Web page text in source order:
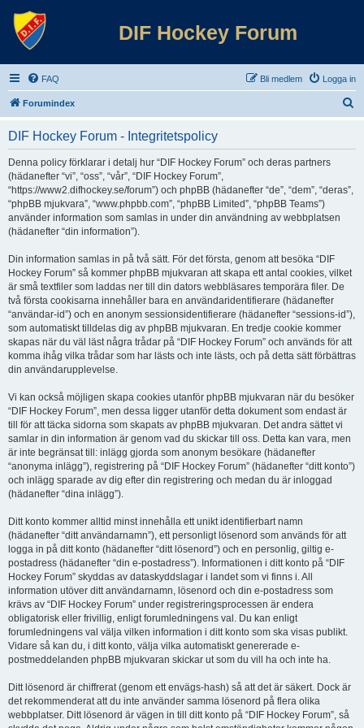
DIF Hockey Forum
FAQ Logga in
Bli medlem
Forumindex
DIF Hockey Forum - Integritetspolicy
Denna policy förklarar i detalj hur “DIF Hockey Forum” och deras partners
(hädanefter “vi”, “oss”, “vår”, “DIF Hockey Forum”,
“https://www2.difhockey.se/forum”) och phpBB (hädanefter “de”, “dem”, “deras”,
“phpBB mjukvara”, “www.phpbb.com”, “phpBB Limited”, “phpBB Teams”)
använder information som samlas in under din användning av webbplatsen
(hädanefter “din information”).
Din information samlas in på två sätt. För det första, genom att besöka “DIF
Hockey Forum” så kommer phpBB mjukvaran att skapa ett antal cookies, vilket
är små textfiler som laddas ner till din dators webbläsares temporära filer. De
två första cookisarna innehåller bara en användaridentifierare (hädanefter
“användar-id”) och en anonym sessionsidentifierare (hädanefter “sessions-id”),
som automatiskt tilldelas dig av phpBB mjukvaran. En tredje cookie kommer
skapas när du väl läst några trådar på “DIF Hockey Forum” och används för att
komma ihåg vilka trådar som har lästs och inte lästs, och på detta sätt förbättras
din användarupplevelse.
Vi kan också möjligen skapa cookies utanför phpBB mjukvaran när du besöker
“DIF Hockey Forum”, men dessa ligger utanför detta dokument som endast är
till för att täcka sidorna som skapats av phpBB mjukvaran. Det andra sättet vi
samlar in din information är genom vad du skickar till oss. Detta kan vara, men
är inte begränsat till: inlägg gjorda som anonym besökare (hädanefter
“anonyma inlägg”), registrering på “DIF Hockey Forum” (hädanefter “ditt konto”)
och inlägg sparade av dig efter din registrering och medan du är inloggad
(hädanefter “dina inlägg”).
Ditt konto kommer alltid minst innehålla ett unikt identifierbart namn
(hädanefter “ditt användarnamn”), ett personligt lösenord som används för att
logga in på ditt konto (hädanefter “ditt lösenord”) och en personlig, giltig e-
postadress (hädanefter “din e-postadress”). Informationen i ditt konto på “DIF
Hockey Forum” skyddas av dataskyddslagar i landet som vi finns i. All
information utöver ditt användarnamn, lösenord och din e-postadress som
krävs av “DIF Hockey Forum” under registreringsprocessen är endera
obligatorisk eller frivillig, enligt forumledningens val. Du kan enligt
forumledningens val välja vilken information i ditt konto som ska visas publikt.
Vidare så kan du, i ditt konto, välja vilka automatiskt genererade e-
postmeddelanden phpBB mjukvaran skickar ut som du vill ha och inte ha.
Ditt lösenord är chiffrerat (genom ett envägs-hash) så att det är säkert. Dock är
det rekommenderat att du inte använder samma lösenord på flera olika
webbplatser. Ditt lösenord är vägen in till ditt konto på “DIF Hockey Forum”, så